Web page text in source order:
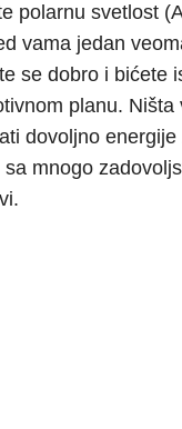
polarnu svetlost
vama jedan
se dobro i bićete
planu. Ništa
dovoljno
mnogo